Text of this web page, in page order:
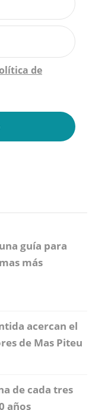
de
guía para
más
acercan el
de Mas Piteu
de cada tres
años